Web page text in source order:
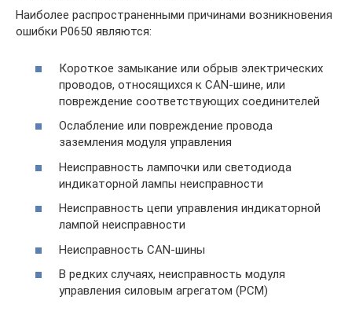
Наиболее распространенными причинами возникновения
ошибки P0650 являются:
Короткое замыкание или обрыв электрических
проводов, относящихся к CAN-шине, или
повреждение соответствующих соединителей
Ослабление или повреждение провода
заземления модуля управления
Неисправность лампочки или светодиода
индикаторной лампы неисправности
Неисправность цепи управления индикаторной
лампой неисправности
Неисправность CAN-шины
В редких случаях, неисправность модуля
управления силовым агрегатом (PCM)